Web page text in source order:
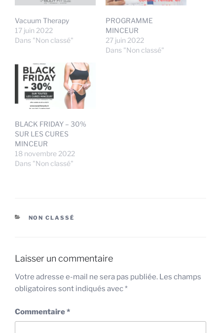
Vacuum Therapy
17 juin 2022
Dans "Non classé"
PROGRAMME
MINCEUR
27 juin 2022
Dans "Non classé"
BLACK FRIDAY – 30%
SUR LES CURES
MINCEUR
18 novembre 2022
Dans "Non classé"
CATÉGORIES
NON CLASSÉ
Laisser un commentaire
Votre adresse e-mail ne sera pas publiée. Les champs
obligatoires sont indiqués avec*
Commentaire*